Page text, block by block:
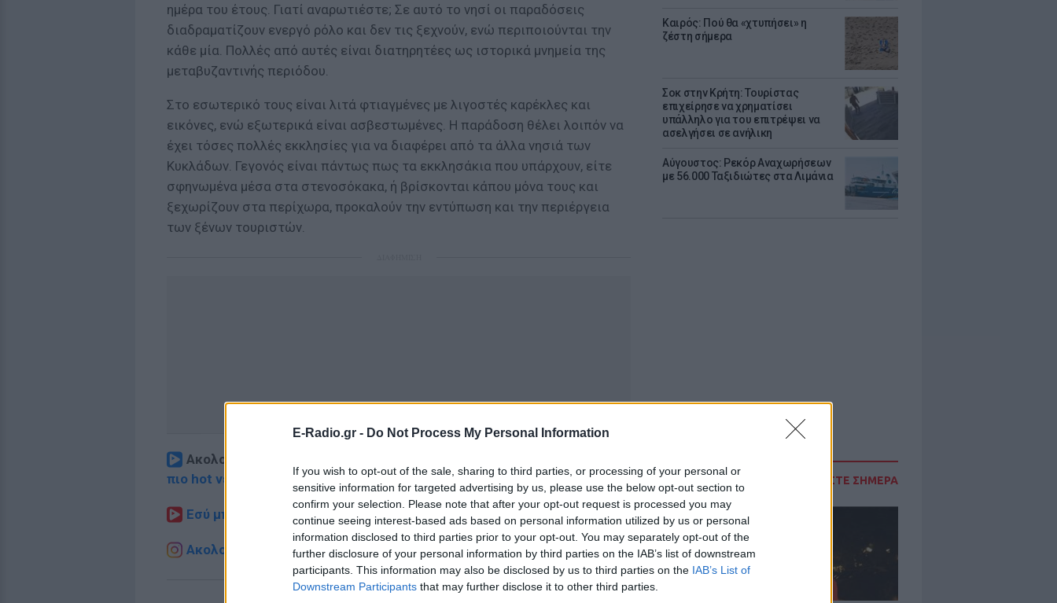
E-Radio.gr - Do Not Process My Personal Information
If you wish to opt-out of the sale, sharing to third parties, or processing of your personal or
sensitive information for targeted advertising by us, please use the below opt-out section to
confirm your selection. Please note that after your opt-out request is processed you may
continue seeing interest-based ads based on personal information utilized by us or personal
information disclosed to third parties prior to your opt-out. You may separately opt-out of the
further disclosure of your personal information by third parties on the IAB’s list of downstream
participants. This information may also be disclosed by us to third parties on the IAB’s List of
Downstream Participants that may further disclose it to other third parties.
Καιρός: Πού θα «χτυπήσει» η
ζέστη σήμερα
Σοκ στην Κρήτη: Τουρίστας
επιχείρησε να χρηματίσει
υπάλληλο για του επιτρέψει να
ασελγήσει σε ανήλικη
Αύγουστος: Ρεκόρ Αναχωρήσεων
με 56.000 Ταξιδιώτες στα Λιμάνια
ΔΙΑΒΑΣΤΕ ΣΗΜΕΡΑ
ημέρα του έτους. Γιατί αναρωτιέστε; Σε αυτό το νησί οι παραδόσεις
διαδραματίζουν ενεργό ρόλο και δεν τις ξεχνούν, ενώ περιποιούνται την
κάθε μία. Πολλές από αυτές είναι διατηρητέες ως ιστορικά μνημεία της
μεταβυζαντινής περιόδου.
Στο εσωτερικό τους είναι λιτά φτιαγμένες με λιγοστές καρέκλες και
εικόνες, ενώ εξωτερικά είναι ασβεστωμένες. Η παράδοση θέλει λοιπόν να
έχει τόσες πολλές εκκλησίες για να διαφέρει από τα άλλα νησιά των
Κυκλάδων. Γεγονός είναι πάντως πως τα εκκλησάκια που υπάρχουν, είτε
σφηνωμένα μέσα στα στενοσόκακα, ή βρίσκονται κάπου μόνα τους και
ξεχωρίζουν στα περίχωρα, προκαλούν την εντύπωση και την περιέργεια
των ξένων τουριστών.
Ακολουθήστε το E-Radio.gr στο
πιο hot νέα
Εσύ μπήκες στο E-Daily.gr; Τα νέα της ημέρας και ότι σου κάνει κλικ!
Ακολουθήστε το E-Radio.gr και στο Instagram